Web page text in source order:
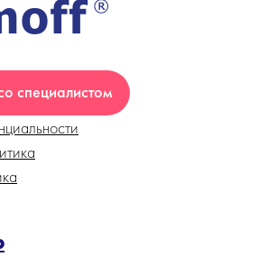
специалистом